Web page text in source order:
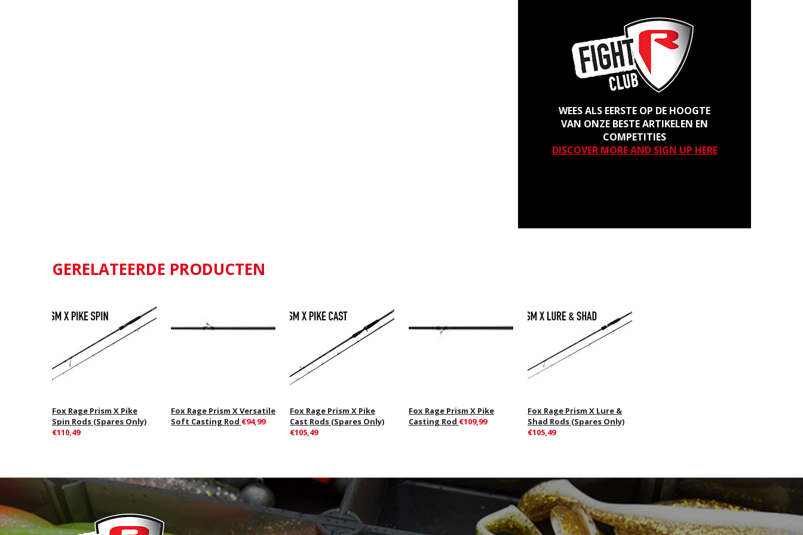
WEES ALS EERSTE OP DE HOOGTE
VAN ONZE BESTE ARTIKELEN EN
COMPETITIES
DISCOVER MORE AND SIGN UP HERE
GERELATEERDE PRODUCTEN
Fox Rage Prism X Pike
Spin Rods (Spares Only)
€110,49
Fox Rage Prism X Versatile
Soft Casting Rod €94,99
Fox Rage Prism X Pike
Cast Rods (Spares Only)
€105,49
Fox Rage Prism X Pike
Casting Rod €109,99
Fox Rage Prism X Lure &
Shad Rods (Spares Only)
€105,49